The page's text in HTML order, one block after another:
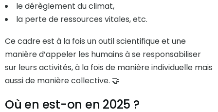
le dérèglement du climat,
la perte de ressources vitales, etc.
Ce cadre est à la fois un outil scientifique et une
manière d’appeler les humains à se responsabiliser
sur leurs activités, à la fois de manière individuelle mais
aussi de manière collective. 🤝
Où en est-on en 2025 ?